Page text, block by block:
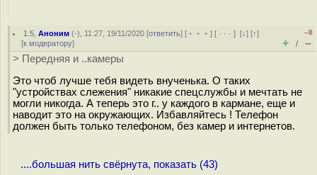
1.5 ,Аноним (-), 11:27, 19/11/2020 [ответить] [ ﹢﹢﹢] [ · · ·][↓] [↑]
[к модератору]
–8
+ / –
> Передняя и ..камеры
Это чтоб лучше тебя видеть внученька. О таких
"устройствах слежения" никакие спецслужбы и мечтать не
могли никогда. А теперь это г.. у каждого в кармане, еще и
наводит это на окружающих. Избавляйтесь ! Телефон
должен быть только телефоном, без камер и интернетов.
....большая нить свёрнута, показать (43)